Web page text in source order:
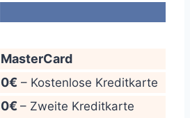
MasterCard
0€ – Kostenlose Kreditkarte
0€ – Zweite Kreditkarte